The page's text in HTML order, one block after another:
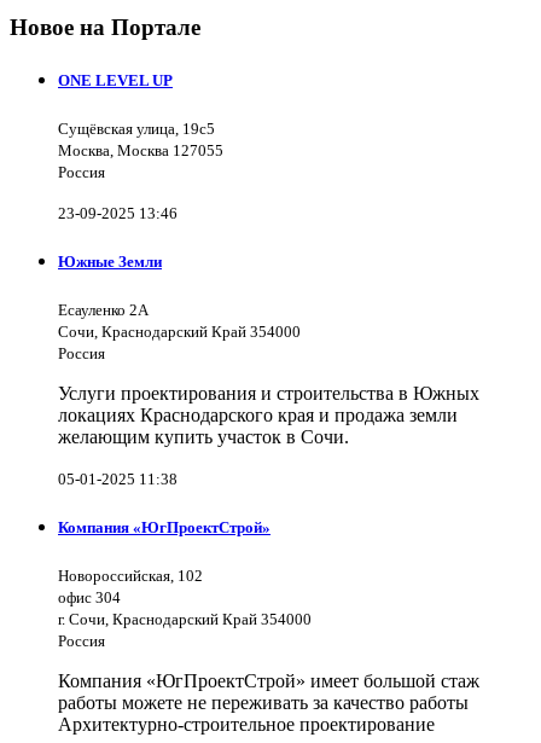
Новое на Портале
ONE LEVEL UP
Сущёвская улица, 19с5
Москва, Москва 127055
Россия
23-09-2025 13:46
Южные Земли
Есауленко 2А
Сочи, Краснодарский Край 354000
Россия
Услуги проектирования и строительства в Южных
локациях Краснодарского края и продажа земли
желающим купить участок в Сочи.
05-01-2025 11:38
Компания «ЮгПроектСтрой»
Новороссийская, 102
офис 304
г. Сочи, Краснодарский Край 354000
Россия
Компания «ЮгПроектСтрой» имеет большой стаж
работы можете не переживать за качество работы
Архитектурно-строительное проектирование